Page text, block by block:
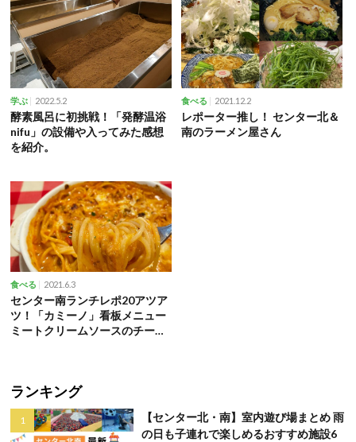
学ぶ 2022.5.2
酵素風呂に初挑戦！「発酵温浴
nifu」の設備や入ってみた感想
を紹介。
食べる 2021.12.2
レポーター推し！ センター北＆
南のラーメン屋さん
食べる 2021.6.3
センター南ランチレポ20アツア
ツ！「カミーノ」看板メニュー
ミートクリームソースのチーズ
ランキング
【センター北・南】室内遊び場まとめ 雨
の日も子連れで楽しめるおすすめ施設6